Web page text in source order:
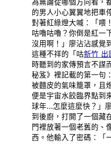
為無論從哪個方向看，
的男人小心翼翼地把車
對著紅綠燈大喊：「喂
咕嚕咕嚕？你倒是紅一
沒用啊！」廖沾沾感覺
這種不祥的「咕新竹 出
時聽到的家傳預言不謀
秘笈》裡記載的第一句
被麵皮的氣味籠罩，且
便是宇宙水餃臨界點到
球年…怎麼這麼快？」
到後廚，打開了一個藏
門裡放著一個老舊的、
西。他輸入了密碼：「